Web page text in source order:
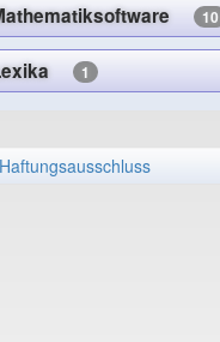
10
1
Haftungsausschluss